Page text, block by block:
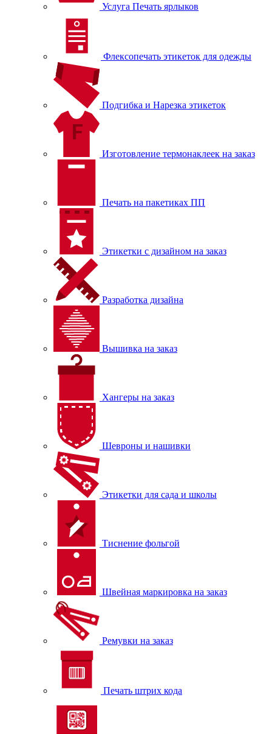
Услуга Печать ярлыков
Флексопечать этикеток для одежды
Подгибка и Нарезка этикеток
Изготовление термонаклеек на заказ
Печать на пакетиках ПП
Этикетки с дизайном на заказ
Разработка дизайна
Вышивка на заказ
Хангеры на заказ
Шевроны и нашивки
Этикетки для сада и школы
Тиснение фольгой
Швейная маркировка на заказ
Ремувки на заказ
Печать штрих кода